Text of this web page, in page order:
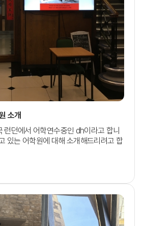
소개
런던에서 어학연수중인 dh이라고 합니
있는 어학원에 대해 소개해드리려고 합